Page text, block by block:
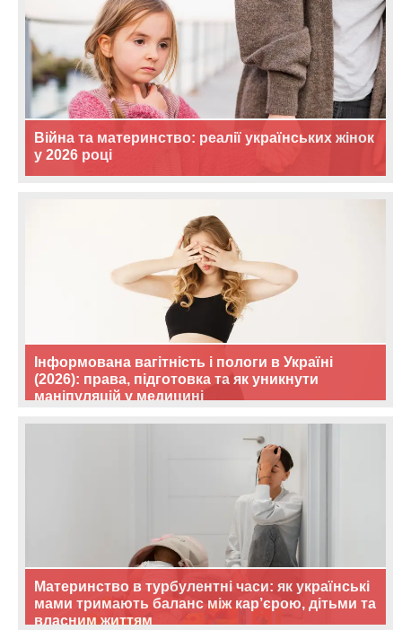
Війна та материнство: реалії українських жінок
у 2026 році
Інформована вагітність і пологи в Україні
(2026): права, підготовка та як уникнути
маніпуляцій у медицині
Материнство в турбулентні часи: як українські
мами тримають баланс між кар’єрою, дітьми та
власним життям